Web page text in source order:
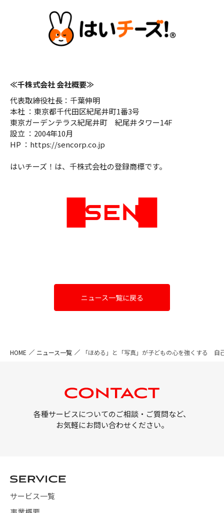
≪千株式会社 会社概要≫
代表取締役社長：千葉伸明
本社 ：東京都千代田区紀尾井町1番3号
東京ガーデンテラス紀尾井町 紀尾井タワー14F
設立 ：2004年10月
HP ：https://sencorp.co.jp
はいチーズ！は、千株式会社の登録商標です。
ニュース一覧に戻る
HOME ニュース一覧 「ほめる」と「写真」が子どもの心を強くする
各種サービスについてのご相談・ご質問など、
お気軽にお問い合わせください。
サービス一覧